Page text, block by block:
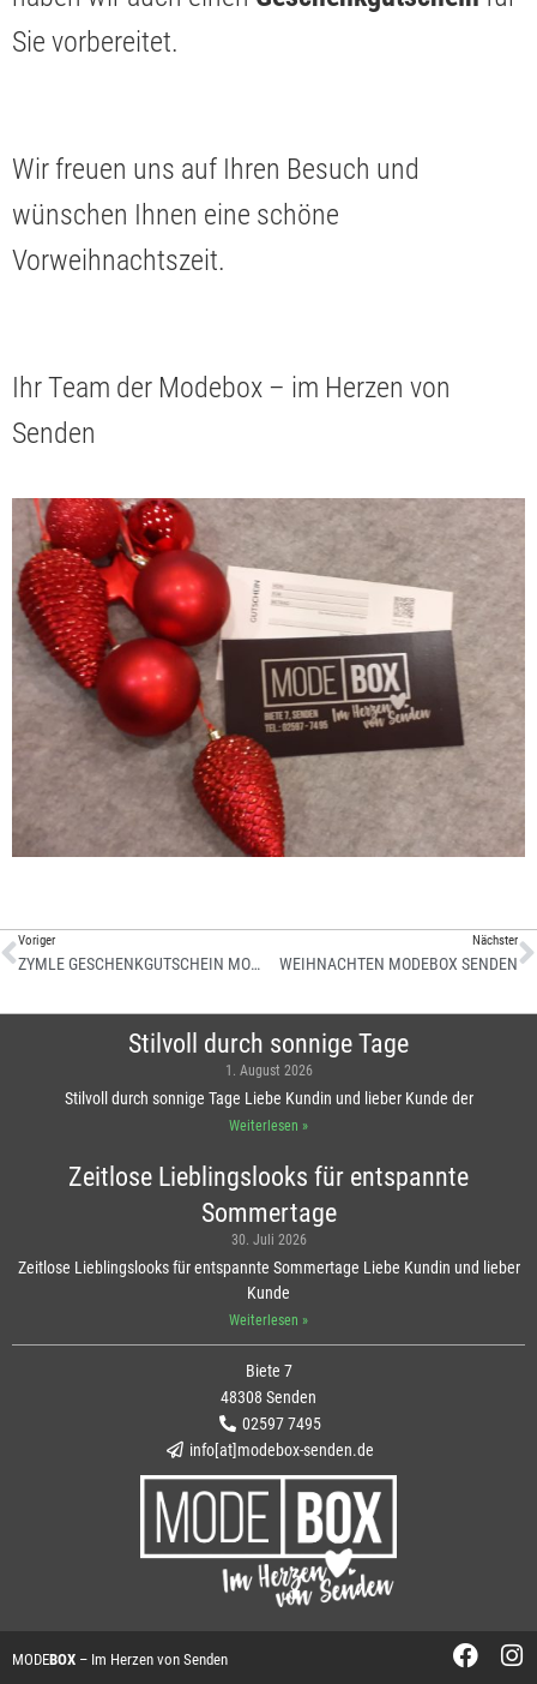
Sie vorbereitet.
Wir freuen uns auf Ihren Besuch und
wünschen Ihnen eine schöne
Vorweihnachtszeit.
Ihr Team der Modebox – im Herzen von
Senden
Voriger
ZYMLE GESCHENKGUTSCHEIN MODEBOX SENDEN
Nächster
WEIHNACHTEN MODEBOX SENDEN
Stilvoll durch sonnige Tage
1. August 2026
Stilvoll durch sonnige Tage Liebe Kundin und lieber Kunde der
Weiterlesen »
Zeitlose Lieblingslooks für entspannte
Sommertage
30. Juli 2026
Zeitlose Lieblingslooks für entspannte Sommertage Liebe Kundin und lieber
Kunde
Weiterlesen »
Biete 7
48308 Senden
02597 7495
info[at]modebox-senden.de
MODEBOX – Im Herzen von Senden